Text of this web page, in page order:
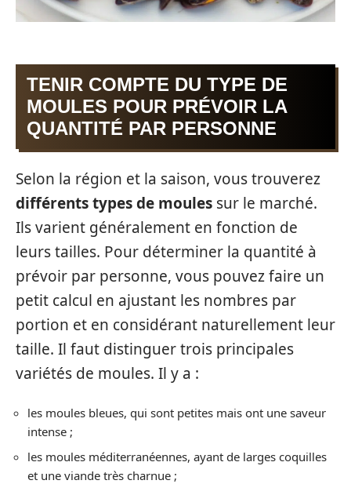
TENIR COMPTE DU TYPE DE
MOULES POUR PRÉVOIR LA
QUANTITÉ PAR PERSONNE
Selon la région et la saison, vous trouverez
différentstypesde moules sur le marché.
Ils varient généralement en fonction de
leurs tailles. Pour déterminer la quantité à
prévoir par personne, vous pouvez faire un
petit calcul en ajustant les nombres par
portion et en considérant naturellement leur
taille. Il faut distinguer trois principales
variétés de moules. Il y a :
les moules bleues, qui sont petites mais ont une saveur
intense ;
les moules méditerranéennes, ayant de larges coquilles
et une viande très charnue ;